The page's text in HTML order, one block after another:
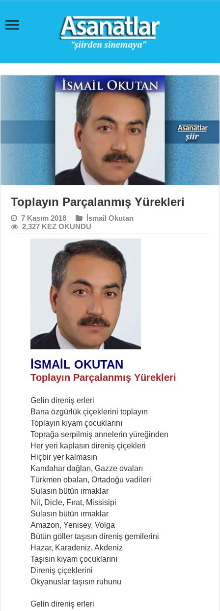
Toplayın Parçalanmış Yürekleri
7 Kasım 2018
İsmail Okutan
2,327 KEZ OKUNDU
İSMAİL OKUTAN
Toplayın Parçalanmış Yürekleri
Gelin direniş erleri
Bana özgürlük çiçeklerini toplayın
Toplayın kıyam çocuklarını
Toprağa serpilmiş annelerin yüreğinden
Her yeri kaplasın direniş çiçekleri
Hiçbir yer kalmasın
Kandahar dağları, Gazze ovaları
Türkmen obaları, Ortadoğu vadileri
Sulasın bütün ırmaklar
Nil, Dicle, Fırat, Missisipi
Sulasın bütün ırmaklar
Amazon, Yenisey, Volga
Bütün göller taşısın direniş gemilerini
Hazar, Karadeniz, Akdeniz
Taşısın kıyam çocuklarını
Direniş çiçeklerini
Okyanuslar taşısın ruhunu
Gelin direniş erleri